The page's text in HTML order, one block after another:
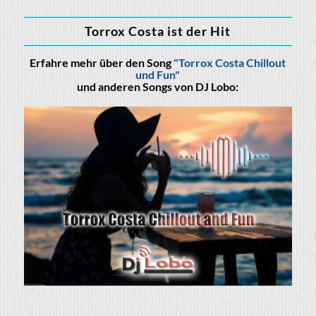
Torrox Costa ist der Hit
Erfahre mehr über den Song"Torrox Costa Chillout
und Fun"
und anderen Songs von DJ Lobo: